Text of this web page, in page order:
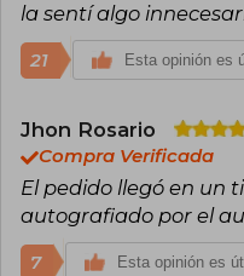
la sentí algo
21 Esta opinión es
Jhon Rosario
Compra Verificada
El pedido llegó en un
autografiado por el
7 Esta opinión es